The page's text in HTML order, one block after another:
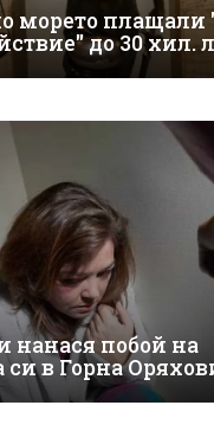
морето плащали
до 30 хил.
побой на
си в Горна